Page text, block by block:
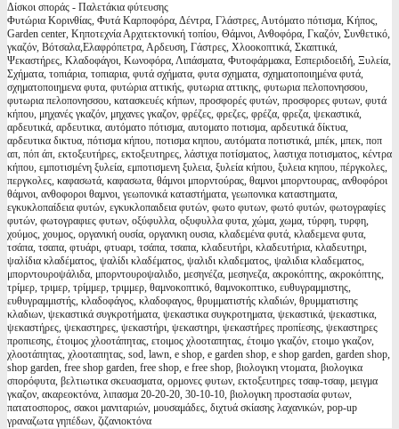
Δίσκοι σποράς - Παλετάκια φύτευσης
Φυτώρια Κορινθίας, Φυτά Καρποφόρα, Δέντρα, Γλάστρες, Αυτόματο πότισμα, Κήπος,
Garden center, Κηποτεχνία Αρχιτεκτονική τοπίου, Θάμνοι, Ανθοφόρα, Γκαζόν, Συνθετικό,
γκαζόν, Βότσαλα,Ελαφρόπετρα, Αρδευση, Γάστρες, Χλοοκοπτικά, Σκαπτικά,
Ψεκαστήρες, Κλαδοφάγοι, Κωνοφόρα, Λιπάσματα, Φυτοφάρμακα, Εσπεριδοειδή, Ξυλεία,
Σχήματα, τοπιάρια, τοπιαρια, φυτά σχήματα, φυτα σχηματα, σχηματοποιημένα φυτά,
σχηματοποιημενα φυτα, φυτώρια αττικής, φυτωρια αττικης, φυτωρια πελοπονησσου,
φυτωρια πελοπονησσου, κατασκευές κήπων, προσφορές φυτών, προσφορες φυτων, φυτά
κήπου, μηχανές γκαζόν, μηχανες γκαζον, φρέζες, φρεζες, φρέζα, φρεζα, ψεκαστικά,
αρδευτικά, αρδευτικα, αυτόματο πότισμα, αυτοματο ποτισμα, αρδευτικά δίκτυα,
αρδευτικα δικτυα, πότισμα κήπου, ποτισμα κηπου, αυτόματα ποτιστικά, μπέκ, μπεκ, ποπ
απ, πόπ άπ, εκτοξευτήρες, εκτοξευτηρες, λάστιχα ποτίσματος, λαστιχα ποτισματος, κέντρα
κήπου, εμποτισμένη ξυλεία, εμποτισμενη ξυλεια, ξυλεία κήπου, ξυλεια κηπου, πέργκολες,
περγκολες, καφασωτά, καφασωτα, θάμνοι μπορντούρας, θαμνοι μπορντουρας, ανθοφόροι
θάμνοι, ανθοφοροι θαμνοι, γεωπονικά καταστήματα, γεωπονικα καταστηματα,
εγκυκλοπαίδεια φυτών, εγκυκλοπαιδεια φυτών, φωτο φυτων, φωτό φυτών, φωτογραφίες
φυτών, φωτογραφιες φυτων, οξύφυλλα, οξυφυλλα φυτα, χώμα, χωμα, τύρφη, τυρφη,
χούμος, χουμος, οργανική ουσία, οργανικη ουσια, κλαδεμένα φυτά, κλαδεμενα φυτα,
τσάπα, τσαπα, φτυάρι, φτυαρι, τσάπα, τσαπα, κλαδευτήρι, κλαδευτήρια, κλαδευτηρι,
ψαλίδια κλαδέματος, ψαλίδι κλαδέματος, ψαλιδι κλαδεματος, ψαλιδια κλαδεματος,
μπορντουροψάλιδα, μπορντουροψαλιδο, μεσηνέζα, μεσηνεζα, ακροκόπτης, ακροκόπτης,
τρίμερ, τριμερ, τρίμμερ, τριμμερ, θαμνοκοπτικό, θαμνοκοπτικο, ευθυγραμμιστης,
ευθυγραμμιστής, κλαδοφάγος, κλαδοφαγος, θρυμματιστής κλαδιών, θρυμματιστης
κλαδιων, ψεκαστικά συγκροτήματα, ψεκαστικα συγκροτηματα, ψεκαστικά, ψεκαστικα,
ψεκαστήρες, ψεκαστηρες, ψεκαστήρι, ψεκαστηρι, ψεκαστήρες προπίεσης, ψεκαστηρες
προπιεσης, έτοιμος χλοοτάπητας, ετοιμος χλοοταπητας, έτοιμο γκαζόν, ετοιμο γκαζον,
χλοοτάπητας, χλοοταπητας, sod, lawn, e shop, e garden shop, e shop garden, garden shop,
shop garden, free shop garden, free shop, e free shop, βιολογικη ντοματα, βιολογικα
σπορόφυτα, βελτιωτικα σκευασματα, ορμονες φυτων, εκτοξευτηρες τσαφ-τσαφ, μειγμα
γκαζον, ακαρεοκτόνα, λιπασμα 20-20-20, 30-10-10, βιολογικη προστασία φυτων,
πατατοσπορος, σακοι μανιταριών, μουσαμάδες, διχτυά σκίασης λαχανικών, pop-up
γραναζωτα γηπέδων, ζιζανιοκτόνα